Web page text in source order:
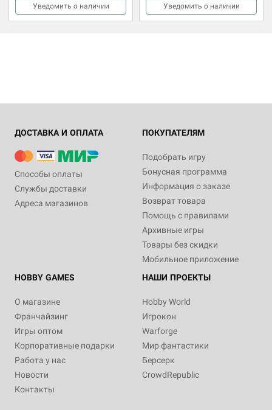
Уведомить о наличии Уведомить о наличии
ДОСТАВКА И ОПЛАТА
Способы оплаты
Службы доставки
Адреса магазинов
ПОКУПАТЕЛЯМ
Подобрать игру
Бонусная программа
Информация о заказе
Возврат товара
Помощь с правилами
Архивные игры
Товары без скидки
Мобильное приложение
HOBBY GAMES
О магазине
Франчайзинг
Игры оптом
Корпоративные подарки
Работа у нас
Новости
Контакты
НАШИ ПРОЕКТЫ
Hobby World
Игрокон
Warforge
Мир фантастики
Берсерк
CrowdRepublic